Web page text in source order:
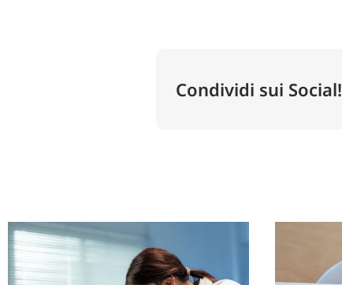
Condividi sui Social!